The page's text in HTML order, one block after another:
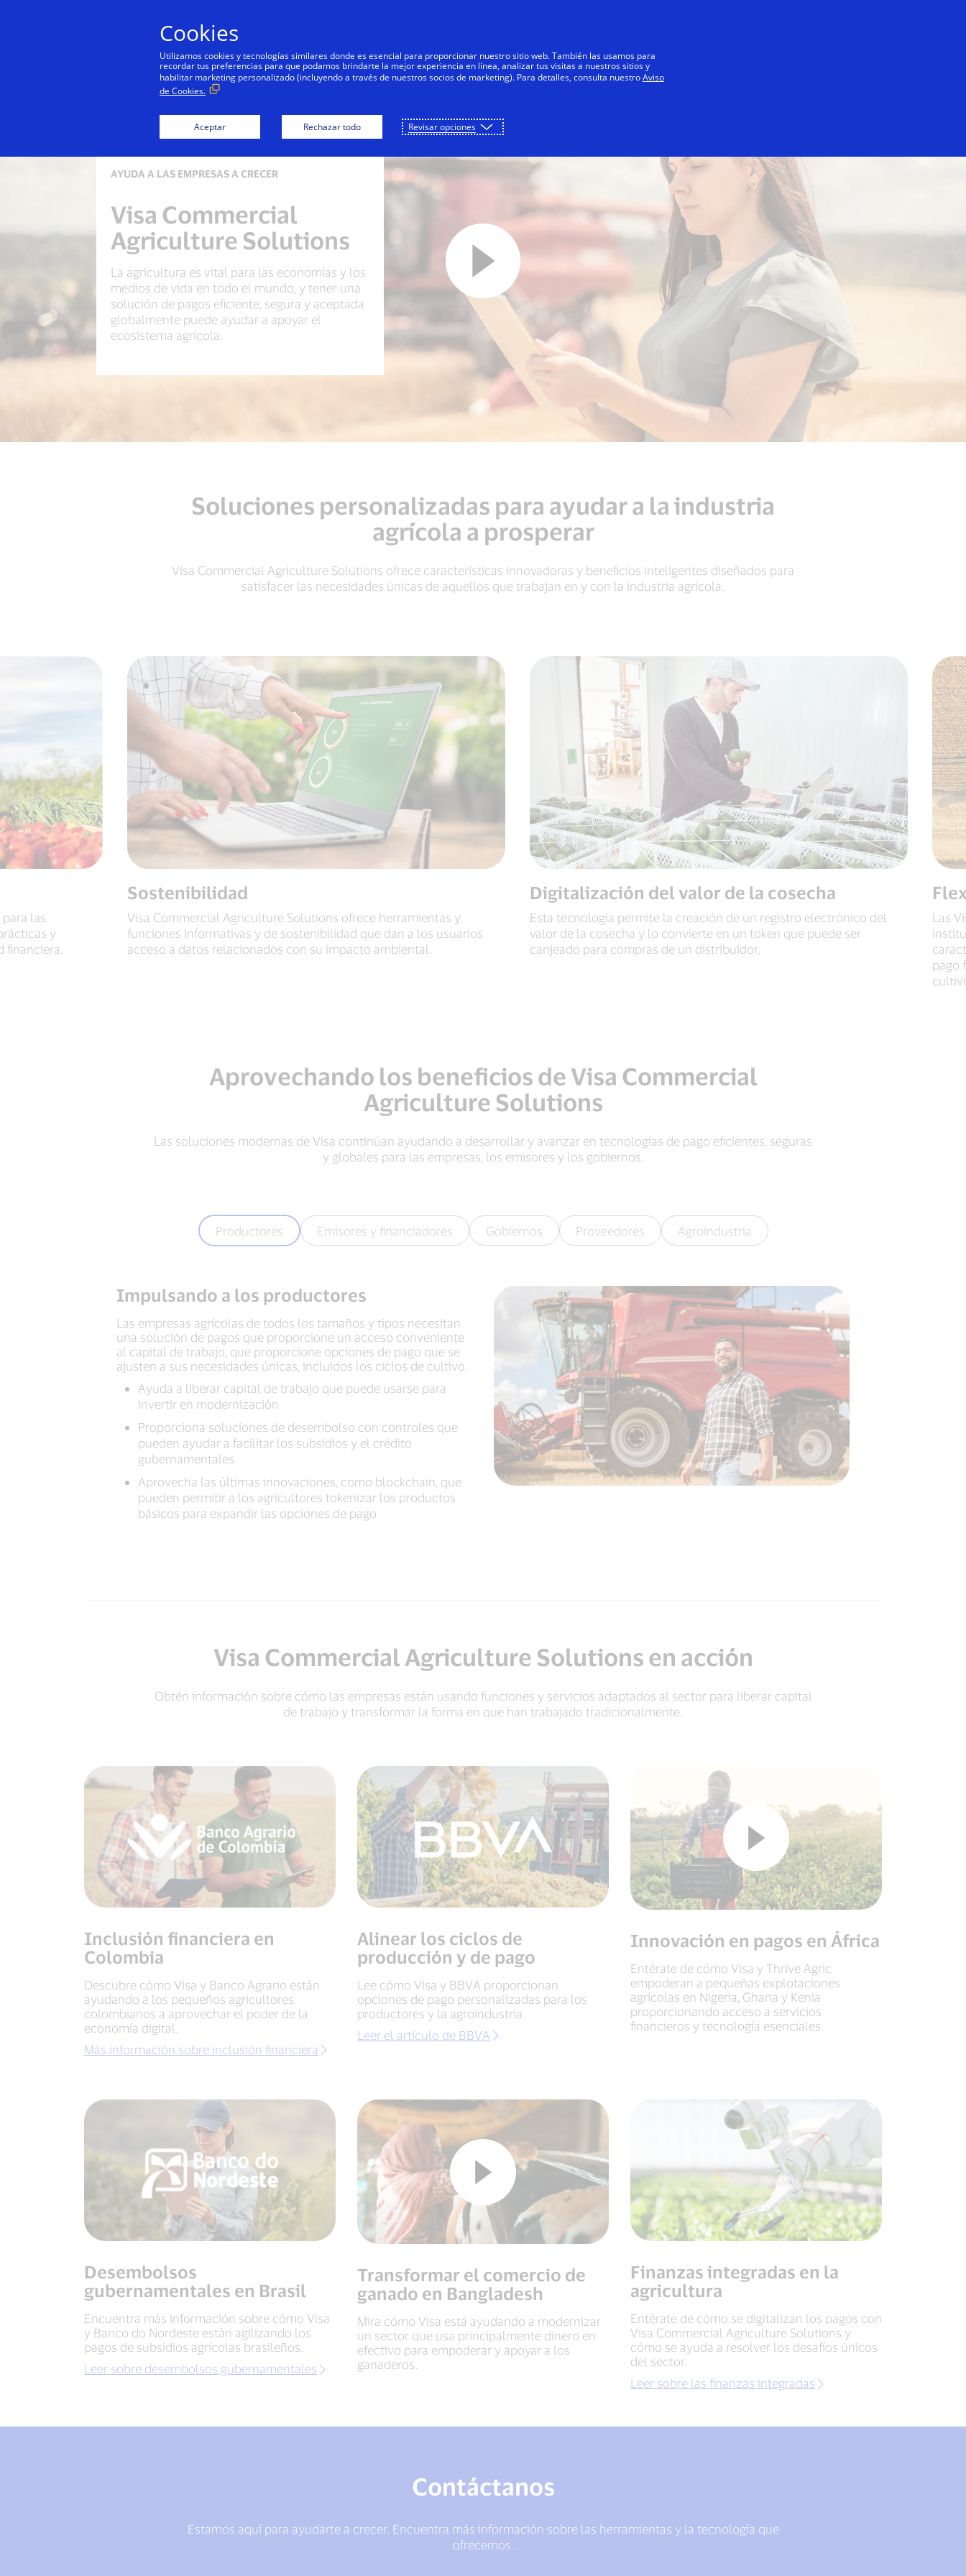
Personas Negocios Innovadores Todos
AYUDA A LAS EMPRESAS A CRECER
Visa Commercial
Agriculture Solutions
La agricultura es vital para las economías y los
medios de vida en todo el mundo, y tener una
solución de pagos eficiente, segura y aceptada
globalmente puede ayudar a apoyar el
ecosistema agrícola.
Soluciones personalizadas para ayudar a la industria
agrícola a prosperar
Visa Commercial Agriculture Solutions ofrece características innovadoras y beneficios inteligentes diseñados para
satisfacer las necesidades únicas de aquellos que trabajan en y con la industria agrícola.
las
y
Sostenibilidad
Visa Commercial Agriculture Solutions ofrece herramientas y
funciones informativas y de sostenibilidad que dan a los usuarios
acceso a datos relacionados con su impacto ambiental.
Digitalización del valor de la cosecha
Esta tecnología permite la creación de un registro electrónico del
valor de la cosecha y lo convierte en un token que puede ser
canjeado para compras de un distribuidor.
Las
pago
Aprovechando los beneficios de Visa Commercial
Agriculture Solutions
Las soluciones modernas de Visa continúan ayudando a desarrollar y avanzar en tecnologías de pago eficientes, seguras
y globales para las empresas, los emisores y los gobiernos.
Productores Emisores y financiadores Gobiernos Proveedores Agroindustria
Impulsando a los productores
Las empresas agrícolas de todos los tamaños y tipos necesitan
una solución de pagos que proporcione un acceso conveniente
al capital de trabajo, que proporcione opciones de pago que se
ajusten a sus necesidades únicas, incluidos los ciclos de cultivo.
Ayuda a liberar capital de trabajo que puede usarse para
invertir en modernización
Proporciona soluciones de desembolso con controles que
pueden ayudar a facilitar los subsidios y el crédito
gubernamentales
Aprovecha las últimas innovaciones, como blockchain, que
pueden permitir a los agricultores tokenizar los productos
básicos para expandir las opciones de pago
Visa Commercial Agriculture Solutions en acción
Obtén información sobre cómo las empresas están usando funciones y servicios adaptados al sector para liberar capital
de trabajo y transformar la forma en que han trabajado tradicionalmente.
Inclusión financiera en
Colombia
Descubre cómo Visa y Banco Agrario están
ayudando a los pequeños agricultores
colombianos a aprovechar el poder de la
economía digital.
Más información sobre inclusión financiera
Alinear los ciclos de
producción y de pago
Lee cómo Visa y BBVA proporcionan
opciones de pago personalizadas para los
productores y la agroindustria.
Leer el artículo de BBVA
Innovación en pagos en África
Entérate de cómo Visa y Thrive Agric
empoderan a pequeñas explotaciones
agrícolas en Nigeria, Ghana y Kenia
proporcionando acceso a servicios
financieros y tecnología esenciales.
Desembolsos
gubernamentales en Brasil
Encuentra más información sobre cómo Visa
y Banco do Nordeste están agilizando los
pagos de subsidios agrícolas brasileños.
Leer sobre desembolsos gubernamentales
Transformar el comercio de
ganado en Bangladesh
Mira cómo Visa está ayudando a modernizar
un sector que usa principalmente dinero en
efectivo para empoderar y apoyar a los
ganaderos.
Finanzas integradas en la
agricultura
Entérate de cómo se digitalizan los pagos con
Visa Commercial Agriculture Solutions y
cómo se ayuda a resolver los desafíos únicos
del sector.
Leer sobre las finanzas integradas
Contáctanos
Estamos aquí para ayudarte a crecer. Encuentra más información sobre las herramientas y la tecnología que
ofrecemos.
Cookies
Utilizamos cookies y tecnologías similares donde es esencial para proporcionar nuestro sitio web. También las usamos para
recordar tus preferencias para que podamos brindarte la mejor experiencia en línea, analizar tus visitas a nuestros sitios y
habilitar marketing personalizado (incluyendo a través de nuestros socios de marketing). Para detalles, consulta nuestroAviso
de Cookies.
Aceptar Rechazar todo Revisar opciones